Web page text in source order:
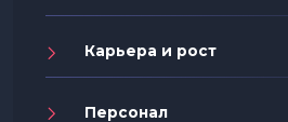
Карьера и рост
Персонал